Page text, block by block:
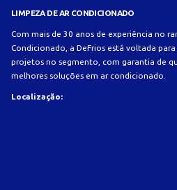
LIMPEZA DE AR CONDICIONADO
Com mais de 30 anos de experiência no
Condicionado, a DeFrios está voltada
projetos no segmento, com garantia de
melhores soluções em ar condicionado.
Localização: